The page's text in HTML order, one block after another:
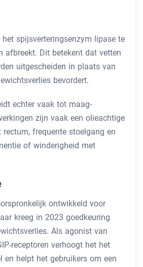
spijsverteringsenzym lipase te
afbreekt. Dit betekent dat vetten
uitgescheiden in plaats van
bevordert.
echter vaak tot maag-
zijn vaak een olieachtige
frequente stoelgang en
of winderigheid met
ontwikkeld voor
kreeg in 2023 goedkeuring
Als agonist van
receptoren verhoogt het het
en helpt het gebruikers om een